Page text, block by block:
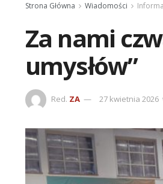
Strona Główna Wiadomości
Za nami
umysłów”
Red. ZA 27 kwietnia 2026